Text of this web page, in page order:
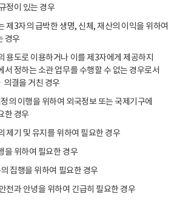
정이 있는 경우
제3자의 급박한 생명, 신체, 재산의 이익을 위하여
경우
용도로 이용하거나 이를 제3자에게 제공하지
서 정하는 소관 업무를 수행할 수 없는 경우로서
의결을 거친 경우
의 이행을 위하여 외국정보 또는 국제기구에
한 경우
제기 및 유지를 위하여 필요한 경우
을 위하여 필요한 경우
집행을 위하여 필요한 경우
전과 안녕을 위하여 긴급히 필요한 경우